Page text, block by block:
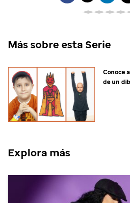
Más sobre esta Serie
Conoce
de un
Explora más